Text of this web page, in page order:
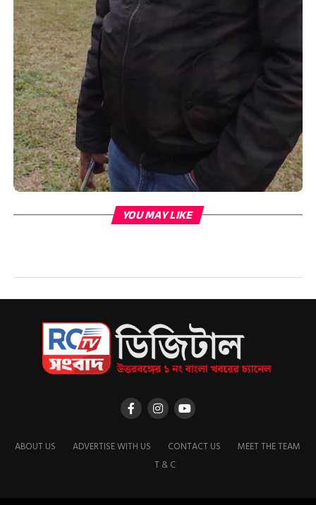
YOU MAY LIKE
ABOUT US ADVERTISE WITH US CONTACT US
MEET THE TEAM
T & C